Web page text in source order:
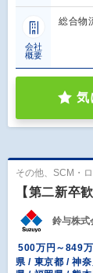
会社
概要
総合物
気
その他、SCM・
【第二新卒
鈴与株式
500万円～849
県 / 東京都 / 神